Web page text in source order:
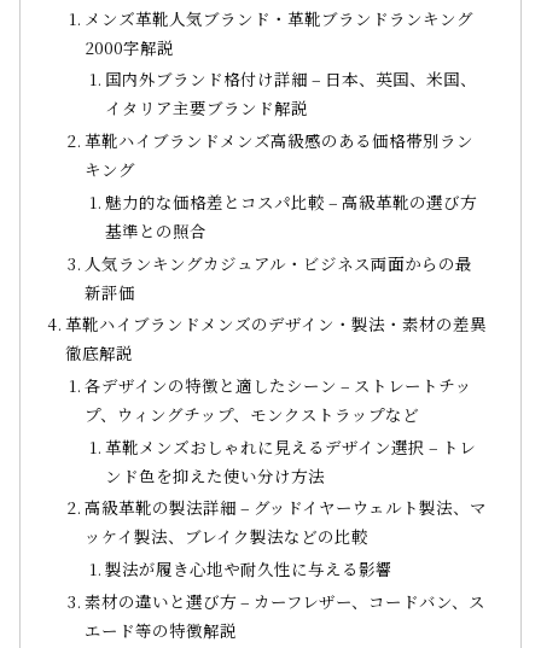
メンズ革靴人気ブランド・革靴ブランドランキング
2000字解説
国内外ブランド格付け詳細 – 日本、英国、米国、
イタリア主要ブランド解説
革靴ハイブランドメンズ高級感のある価格帯別ラン
キング
魅力的な価格差とコスパ比較 – 高級革靴の選び方
基準との照合
人気ランキングカジュアル・ビジネス両面からの最
新評価
革靴ハイブランドメンズのデザイン・製法・素材の差異
徹底解説
各デザインの特徴と適したシーン – ストレートチッ
プ、ウィングチップ、モンクストラップなど
革靴メンズおしゃれに見えるデザイン選択 – トレ
ンド色を抑えた使い分け方法
高級革靴の製法詳細 – グッドイヤーウェルト製法、マ
ッケイ製法、ブレイク製法などの比較
製法が履き心地や耐久性に与える影響
素材の違いと選び方 – カーフレザー、コードバン、ス
エード等の特徴解説